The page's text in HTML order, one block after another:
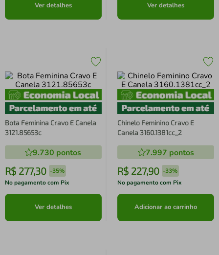
Ver detalhes Ver detalhes
Bota Feminina Cravo E Canela
3121.85653c
9.730 pontos
R$ 277,30 -35%
No pagamento com Pix
Ver detalhes
Chinelo Feminino Cravo E
Canela 3160.1381cc_2
7.997 pontos
R$ 227,90 -33%
No pagamento com Pix
Adicionar ao carrinho